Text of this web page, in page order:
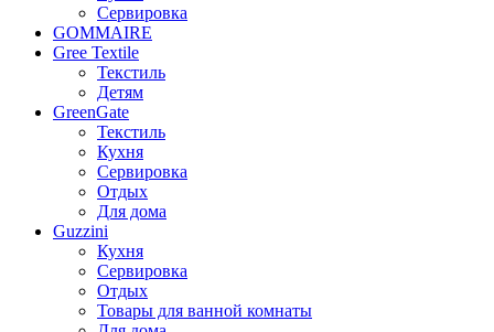
Сервировка
GOMMAIRE
Gree Textile
Текстиль
Детям
GreenGate
Текстиль
Кухня
Сервировка
Отдых
Для дома
Guzzini
Кухня
Сервировка
Отдых
Товары для ванной комнаты